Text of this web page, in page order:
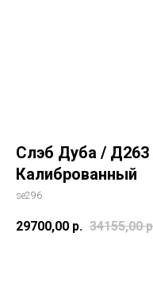
Слэб Дуба / Д263
Калиброванный
se296
29700,00 р. 34155,00